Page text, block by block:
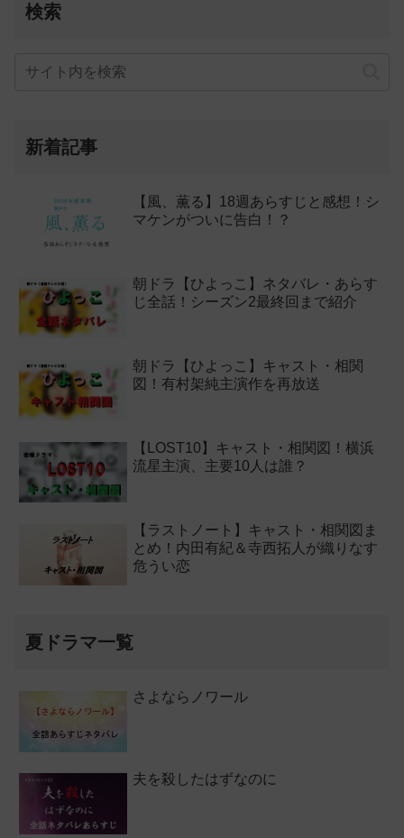
検索
新着記事
【風、薫る】18週あらすじと感想！シ
マケンがついに告白！？
朝ドラ【ひよっこ】ネタバレ・あらす
じ全話！シーズン2最終回まで紹介
朝ドラ【ひよっこ】キャスト・相関
図！有村架純主演作を再放送
【LOST10】キャスト・相関図！横浜
流星主演、主要10人は誰？
【ラストノート】キャスト・相関図ま
とめ！内田有紀＆寺西拓人が織りなす
危うい恋
夏ドラマ一覧
さよならノワール
夫を殺したはずなのに